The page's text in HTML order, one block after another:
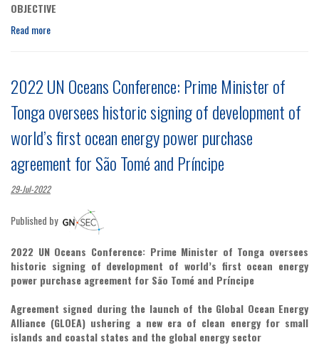
OBJECTIVE
Read more
2022 UN Oceans Conference: Prime Minister of
Tonga oversees historic signing of development of
world’s first ocean energy power purchase
agreement for São Tomé and Príncipe
29-Jul-2022
Published by
2022 UN Oceans Conference: Prime Minister of Tonga oversees
historic signing of development of world’s first ocean energy
power purchase agreement for São Tomé and Príncipe
Agreement signed during the launch of the Global Ocean Energy
Alliance (GLOEA) ushering a new era of clean energy for small
islands and coastal states and the global energy sector